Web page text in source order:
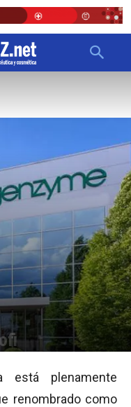
plenamente
renombrado como